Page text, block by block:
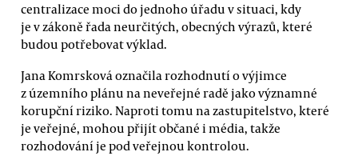
centralizace moci do jednoho úřadu v situaci, kdy
je v zákoně řada neurčitých, obecných výrazů, které
budou potřebovat výklad.
Jana Komrsková označila rozhodnutí o výjimce
z územního plánu na neveřejné radě jako významné
korupční riziko. Naproti tomu na zastupitelstvo, které
je veřejné, mohou přijít občané i média, takže
rozhodování je pod veřejnou kontrolou.